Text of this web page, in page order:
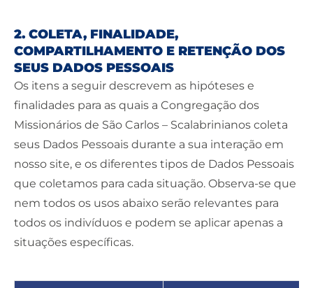
2. COLETA, FINALIDADE,
COMPARTILHAMENTO E RETENÇÃO DOS
SEUS DADOS PESSOAIS
Os itens a seguir descrevem as hipóteses e
finalidades para as quais a Congregação dos
Missionários de São Carlos – Scalabrinianos coleta
seus Dados Pessoais durante a sua interação em
nosso site, e os diferentes tipos de Dados Pessoais
que coletamos para cada situação. Observa-se que
nem todos os usos abaixo serão relevantes para
todos os indivíduos e podem se aplicar apenas a
situações específicas.